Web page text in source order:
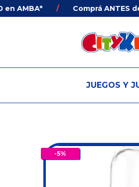
/ Comprá ANTES de
JUEGOS Y
-5%